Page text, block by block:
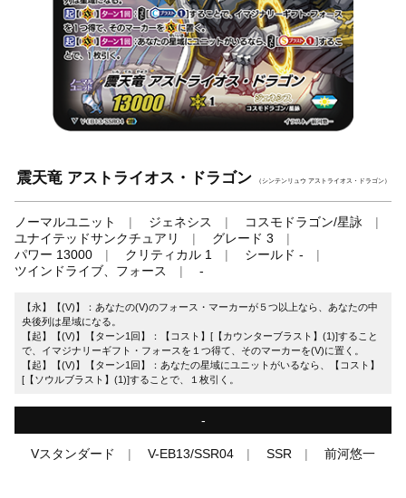
震天竜 アストライオス・ドラゴン （シンテンリュウ アストライオス・ドラゴン）
ノーマルユニット ジェネシス
コスモドラゴン/星詠
ユナイテッドサンクチュアリ
グレード 3
パワー 13000
クリティカル 1
シールド -
ツインドライブ、フォース
-
【永】【(V)】：あなたの(V)のフォース・マーカーが５つ以上なら、あなたの中
央後列は星域になる。
【起】【(V)】【ターン1回】：【コスト】[【カウンターブラスト】(1)]すること
で、イマジナリーギフト・フォースを１つ得て、そのマーカーを(V)に置く。
【起】【(V)】【ターン1回】：あなたの星域にユニットがいるなら、【コスト】
[【ソウルブラスト】(1)]することで、１枚引く。
-
Vスタンダード V-EB13/SSR04 SSR 前河悠一